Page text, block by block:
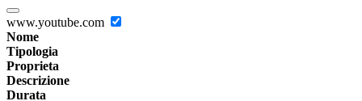
www.youtube.com
Nome
Tipologia
Proprieta
Descrizione
Durata